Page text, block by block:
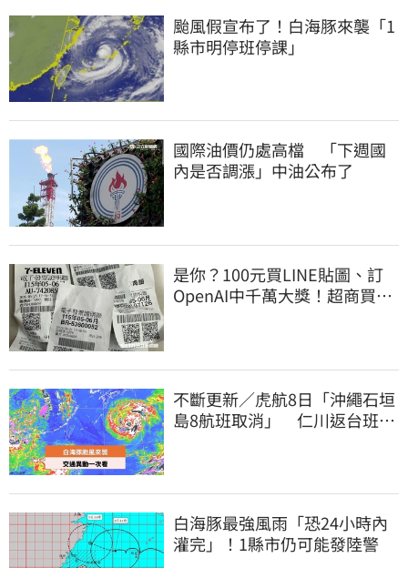
颱風假宣布了！白海豚來襲「1
縣市明停班停課」
國際油價仍處高檔 「下週國
內是否調漲」中油公布了
是你？100元買LINE貼圖、訂
OpenAI中千萬大獎！超商買10
不斷更新／虎航8日「沖繩石垣
島8航班取消」 仁川返台班機
白海豚最強風雨「恐24小時內
灌完」！1縣市仍可能發陸警